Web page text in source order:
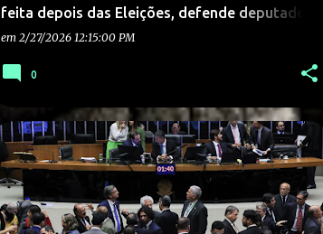
feita depois das Eleições, defende deputado
de SC.
em 2/27/2026 12:15:00 PM
0